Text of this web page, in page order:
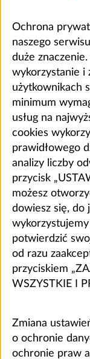
Ochrona
naszego
duże
wykorzystanie i
użytkownikach
minimum
usług na
cookies
prawidłowego
analizy liczby
przycisk
możesz
dowiesz się, do
potwierdzić
od razu
przyciskiem
WSZYSTKIE I
Zmiana
o ochronie
ochronie praw